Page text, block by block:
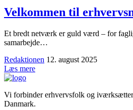
Velkommen til
Et bredt netværk er guld værd – for
samarbejde…
Redaktionen 12. august 2025
Læs mere
Vi forbinder erhvervsfolk og
Danmark.